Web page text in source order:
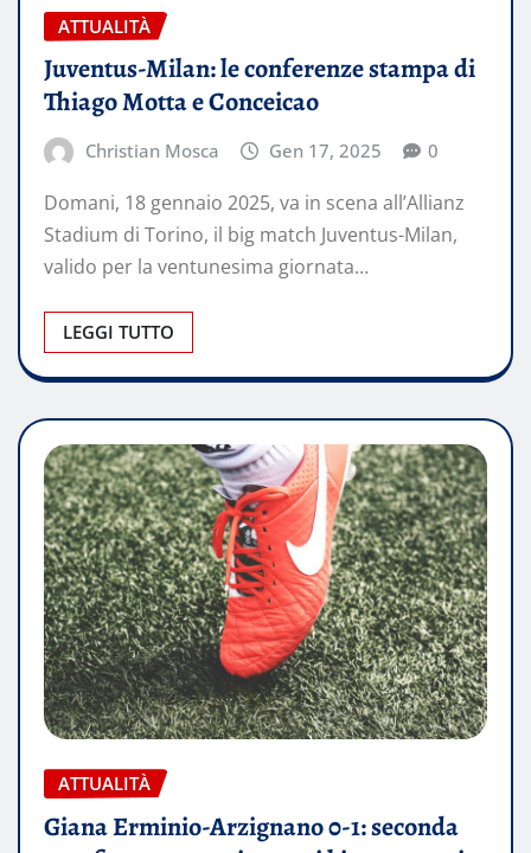
ATTUALITÀ
Juventus-Milan: le conferenze stampa di
Thiago Motta e Conceicao
Christian Mosca Gen 17, 2025 0
Domani, 18 gennaio 2025, va in scena all’Allianz
Stadium di Torino, il big match Juventus-Milan,
valido per la ventunesima giornata…
LEGGI TUTTO
ATTUALITÀ
Giana Erminio-Arzignano 0-1: seconda